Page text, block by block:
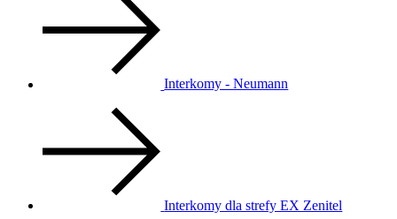
Interkomy - Neumann
Interkomy dla strefy EX Zenitel